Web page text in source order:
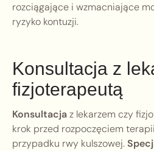
rozciągające i wzmacniające
ryzyko kontuzji.
Konsultacja z
fizjoterapeutą
Konsultacjaz lekarzem czy
krok przed rozpoczęciem
przypadku rwy kulszowej.